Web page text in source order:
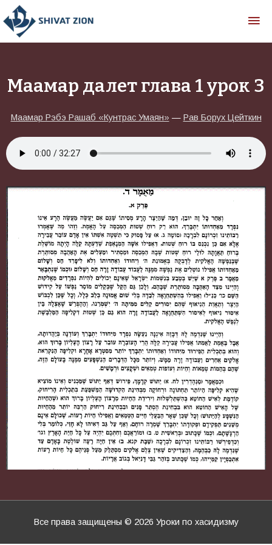
Маамар далет глава 1 урок 3
Маамар Рэбэ Рашаб «Кунтрас Умаян» — Рав Борух Цейткин
Все права защищены © 2026 Уроки по хасидизму